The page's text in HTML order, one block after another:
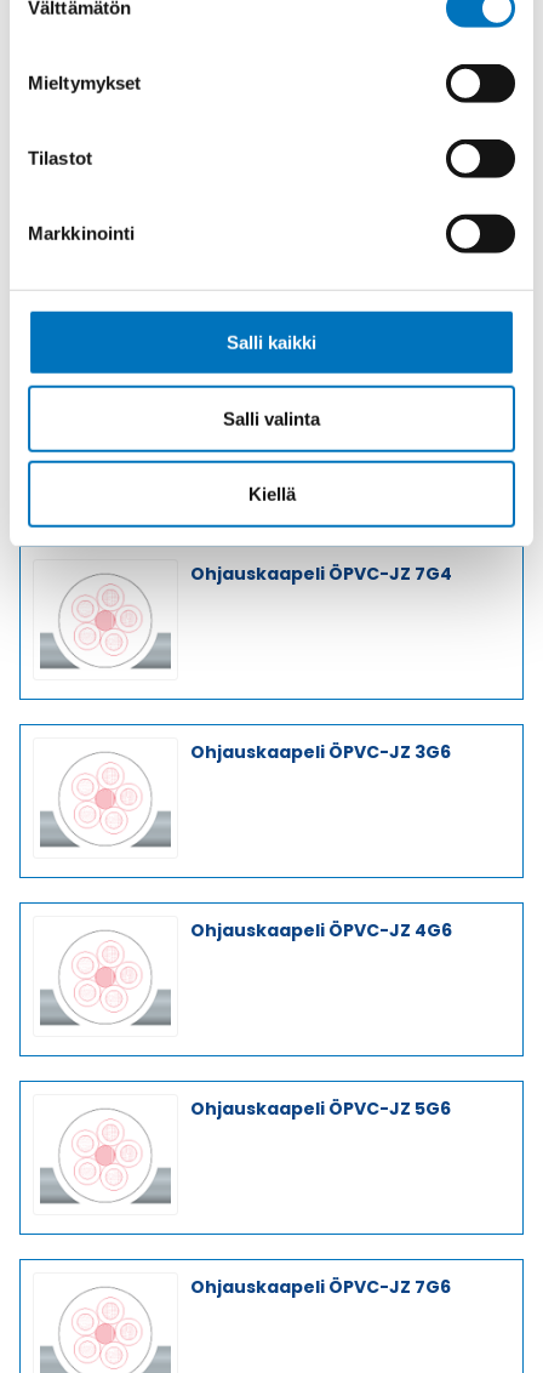
valinta
Välttämätön
Mieltymykset
Tilastot
Markkinointi
Salli kaikki
Salli valinta
Kiellä
Ohjauskaapeli ÖPVC-JZ 4G35
Ohjauskaapeli ÖPVC-JZ 5G35
Ohjauskaapeli ÖPVC-JZ 7G4
Ohjauskaapeli ÖPVC-JZ 3G6
Ohjauskaapeli ÖPVC-JZ 4G6
Ohjauskaapeli ÖPVC-JZ 5G6
Ohjauskaapeli ÖPVC-JZ 7G6